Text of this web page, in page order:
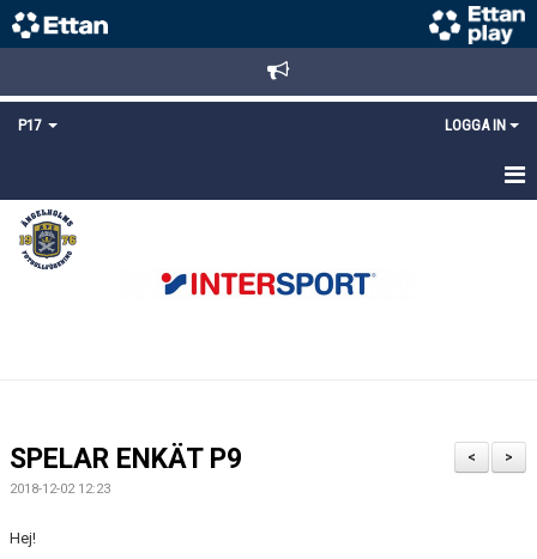
P17 LOGGA IN
HEM
NYHETER
DOKUMENT
KONTAKT
>
<
SPELAR ENKÄT P9
2018-12-02 12:23
Hej!